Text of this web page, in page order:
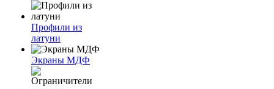
Профили из
латуни
Экраны МДФ